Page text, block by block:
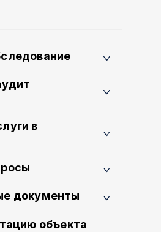
в
документы
объекта